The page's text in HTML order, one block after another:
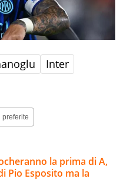
Inter
preferite
la prima di A,
Pio Esposito ma la